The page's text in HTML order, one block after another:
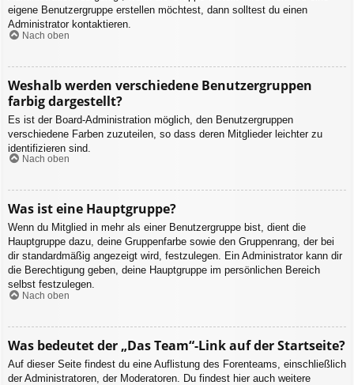
eigene Benutzergruppe erstellen möchtest, dann solltest du einen
Administrator kontaktieren.
Nach oben
Weshalb werden verschiedene Benutzergruppen
farbig dargestellt?
Es ist der Board-Administration möglich, den Benutzergruppen
verschiedene Farben zuzuteilen, so dass deren Mitglieder leichter zu
identifizieren sind.
Nach oben
Was ist eine Hauptgruppe?
Wenn du Mitglied in mehr als einer Benutzergruppe bist, dient die
Hauptgruppe dazu, deine Gruppenfarbe sowie den Gruppenrang, der bei
dir standardmäßig angezeigt wird, festzulegen. Ein Administrator kann dir
die Berechtigung geben, deine Hauptgruppe im persönlichen Bereich
selbst festzulegen.
Nach oben
Was bedeutet der „Das Team“-Link auf der Startseite?
Auf dieser Seite findest du eine Auflistung des Forenteams, einschließlich
der Administratoren, der Moderatoren. Du findest hier auch weitere